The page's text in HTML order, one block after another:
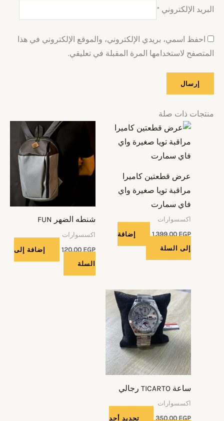
البريد الإلكتروني *
احفظ اسمي، بريدي الإلكتروني، والموقع الإلكتروني في هذا
المتصفح لاستخدامها المرة المقبلة في تعليقي.
منتجات ذات صلة
عرض قطعتين كاميرا
مراقبة تويا صغيرة واي
فاي سمارت
اكسسوارات
1.399,00EGP
إضافة
إلى السلة
شنطه الضهر FUN
اكسسوارات
120,00EGP
إضافة إلى
السلة
ساعة TICARTO رجالي
اكسسوارات
350,00EGP تحديد أحد
هناك
العديد
من
الأشكال
المختلفة
لهذا
يمكن
اختيار